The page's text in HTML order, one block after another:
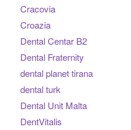
Cracovia
Croazia
Dental Centar B2
Dental Fraternity
dental planet tirana
dental turk
Dental Unit Malta
DentVitalis